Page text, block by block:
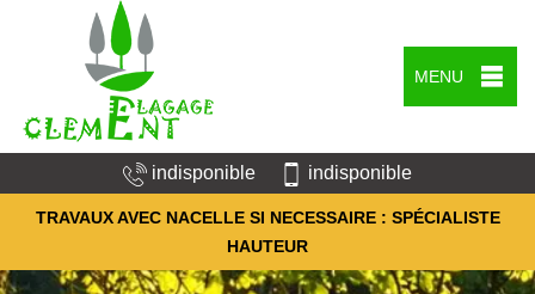
MENU
indisponible indisponible
TRAVAUX AVEC NACELLE SI NECESSAIRE : SPÉCIALISTE
HAUTEUR